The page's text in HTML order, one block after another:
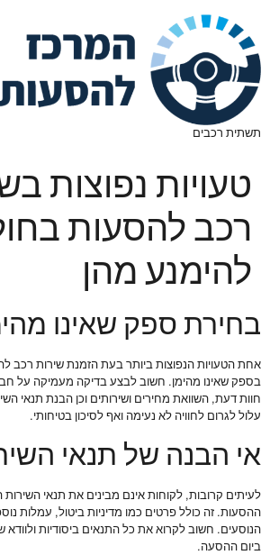
תשתית רכבים
טעויות נפוצות
רכב להסעות
להימנע מהן
בחירת ספק שאינו
אחת הטעויות הנפוצות ביותר בעת הזמנת שירות רכב
בספק שאינו מהימן. חשוב לבצע בדיקה מעמיקה על
חוות דעת, השוואת מחירים ושירותים וכן הבנת תנאי
עלול לגרום לחוויה לא נעימה ואף לסיכון בטיחותי.
אי הבנה של תנאי
לעיתים קרובות, לקוחות אינם מבינים את תנאי
ההסעות. זה כולל פרטים כמו מדיניות ביטול, עמלות
הנוסעים. חשוב לקרוא את כל התנאים ביסודיות ולוודא
ביום ההסעה.